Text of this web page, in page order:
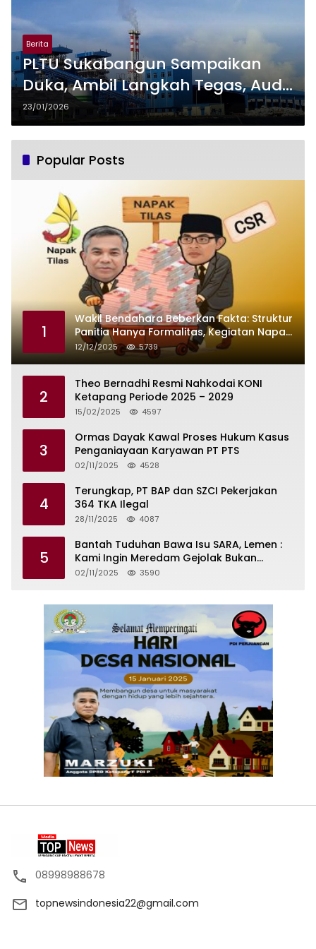
Berita
PLTU Sukabangun Sampaikan
Duka, Ambil Langkah Tegas, Audit
Total Mitra Kerja
23/01/2026
Popular Posts
1
Wakil Bendahara Beberkan Fakta: Struktur
Panitia Hanya Formalitas, Kegiatan Napak
Tilas Dikendalikan Martin dan Kamboja
12/12/2025 5739
2
Theo Bernadhi Resmi Nahkodai KONI
Ketapang Periode 2025 – 2029
15/02/2025 4597
3
Ormas Dayak Kawal Proses Hukum Kasus
Penganiayaan Karyawan PT PTS
02/11/2025 4528
4
Terungkap, PT BAP dan SZCI Pekerjakan
364 TKA Ilegal
28/11/2025 4087
5
Bantah Tuduhan Bawa Isu SARA, Lemen :
Kami Ingin Meredam Gejolak Bukan
Memperkeruh
02/11/2025 3590
08998988678
topnewsindonesia22@gmail.com